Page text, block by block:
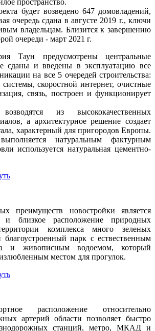
будет возведено 647 домовладений,
очередь сдана в августе 2019 г., ключи
владельцам. Близится к завершению
очереди - март 2021 г.
Таун предусмотрены центральные
сданы и введены в эксплуатацию все
на все 5 очередей строительства:
системы, скоростной интернет, очистные
связь, построен и функционирует
из высококачественных
а архитектурное решение создает
характерный для пригородов Европы.
натуральным фактурным
используется натуральная цементно-
преимуществ новостройки является
и близкое расположение природных
комплекса много зеленых
благоустроенный парк с ествественным
и живописным водоемом, который
местом для прогулок.
расположение относительно
артерий области позволяет быстро
станций, метро, МКАД и